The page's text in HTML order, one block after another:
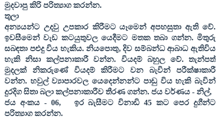
මුදවාපු කිරි පරිත්‍යාග කරන්න.
තුලා
අන්‍යයන්ට උදවු උපකාර කිරීමට යෑමෙන් අපහසුතා ඇති වේ.
ඉවසීමෙන් වැඩ කටයුතුවල යෙදීමට මතක තබා ගන්න. මිතුරු
සබඳතා පළුදු විය හැකිය. නියපොතු,දිව සම්බන්ධ ආබාධ ඇතිවිය
හැකි නිසා කල්පනාකාරී වන්න. වියදම් බහුල වේ. තැන්පත්
මුදලක් නිකරුණේ වියදම් කිරීමට වන බැවින් පරීක්ෂාකාරී
වන්න. හවුල් ව්‍යාපාරවල යෙදෙන්නන්ට පාඩු විය හැකි බැවින්
දුරදිග සිතා බලා කල්පනාකාරීව තීරණ ගන්න. ජය වර්ණය - නිල්,
ජය අංකය - 06, ඉර බැසීමට විනාඩි45 කට පෙර දුගීන්ට
පරිත්‍යාග කරන්න.